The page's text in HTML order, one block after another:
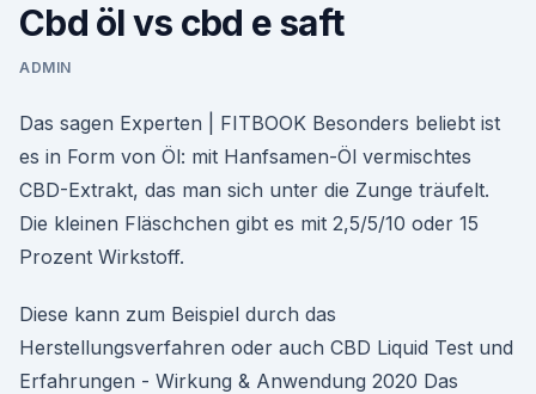
Cbd öl vs cbd e saft
ADMIN
Das sagen Experten | FITBOOK Besonders beliebt ist
es in Form von Öl: mit Hanfsamen-Öl vermischtes
CBD-Extrakt, das man sich unter die Zunge träufelt.
Die kleinen Fläschchen gibt es mit 2,5/5/10 oder 15
Prozent Wirkstoff.
Diese kann zum Beispiel durch das
Herstellungsverfahren oder auch CBD Liquid Test und
Erfahrungen - Wirkung & Anwendung 2020 Das